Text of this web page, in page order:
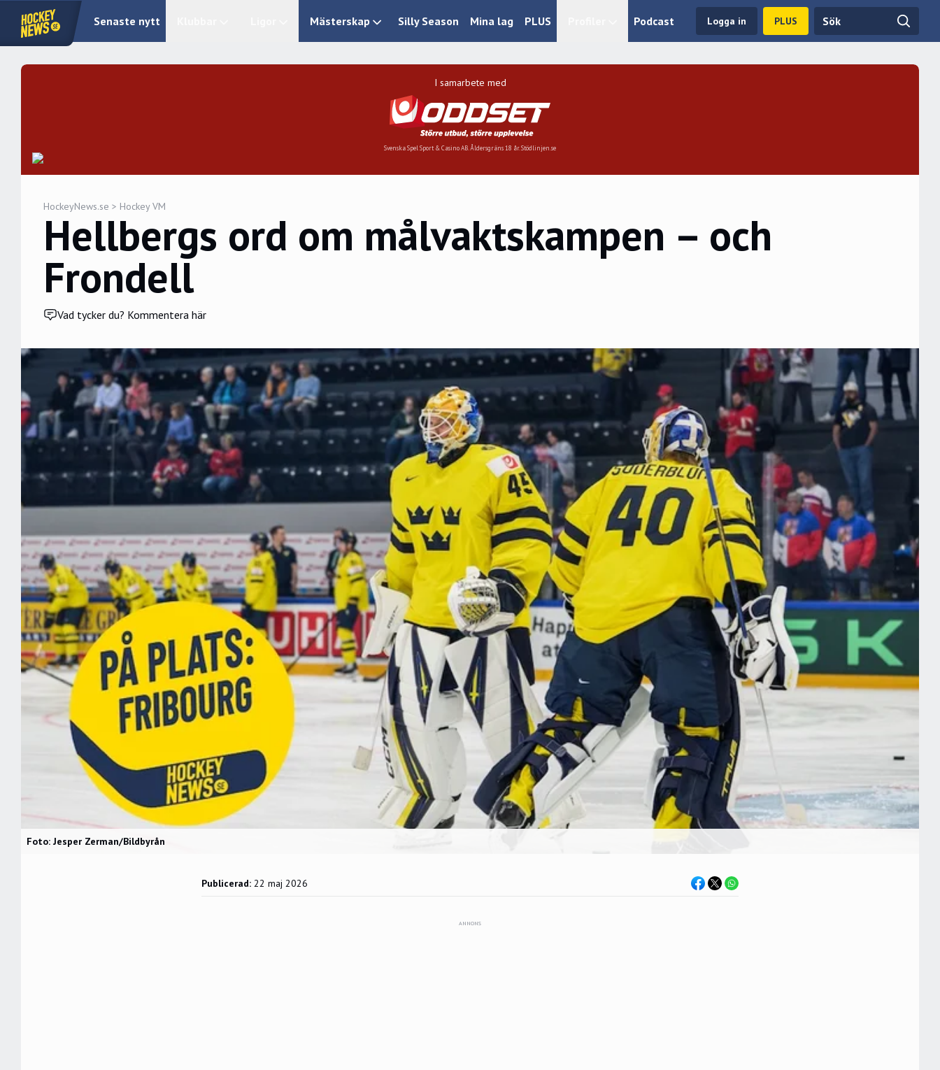
Senaste nytt Mästerskap Silly Season Mina lag PLUS Podcast Logga in PLUS
I samarbete med
Svenska Spel Sport & Casino AB. Åldersgräns 18 år. Stödlinjen.se
HockeyNews.se > Hockey VM
Hellbergs ord om målvaktskampen – och
Frondell
Vad tycker du? Kommentera här
Foto: Jesper Zerman/Bildbyrån
Publicerad: 22 maj 2026
ANNONS